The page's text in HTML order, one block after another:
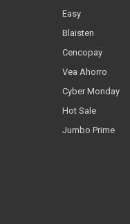
Easy
Blaisten
Cencopay
Vea Ahorro
Cyber Monday
Hot Sale
Jumbo Prime